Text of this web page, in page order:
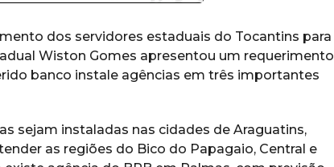
dos servidores estaduais do Tocantins para
Wiston Gomes apresentou um requerimento
banco instale agências em três importantes
sejam instaladas nas cidades de Araguatins,
as regiões do Bico do Papagaio, Central e